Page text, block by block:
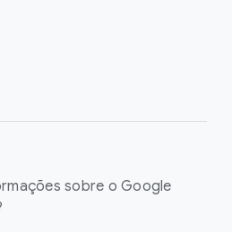
sobre o Google